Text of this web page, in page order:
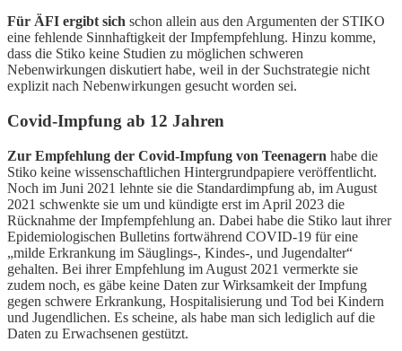
Für ÄFI ergibt sich schon allein aus den Argumenten der STIKO
eine fehlende Sinnhaftigkeit der Impfempfehlung. Hinzu komme,
dass die Stiko keine Studien zu möglichen schweren
Nebenwirkungen diskutiert habe, weil in der Suchstrategie nicht
explizit nach Nebenwirkungen gesucht worden sei.
Covid-Impfung ab 12 Jahren
Zur Empfehlung der Covid-Impfung von Teenagern habe die
Stiko keine wissenschaftlichen Hintergrundpapiere veröffentlicht.
Noch im Juni 2021 lehnte sie die Standardimpfung ab, im August
2021 schwenkte sie um und kündigte erst im April 2023 die
Rücknahme der Impfempfehlung an. Dabei habe die Stiko laut ihrer
Epidemiologischen Bulletins fortwährend COVID-19 für eine
„milde Erkrankung im Säuglings-, Kindes-, und Jugendalter“
gehalten. Bei ihrer Empfehlung im August 2021 vermerkte sie
zudem noch, es gäbe keine Daten zur Wirksamkeit der Impfung
gegen schwere Erkrankung, Hospitalisierung und Tod bei Kindern
und Jugendlichen. Es scheine, als habe man sich lediglich auf die
Daten zu Erwachsenen gestützt.